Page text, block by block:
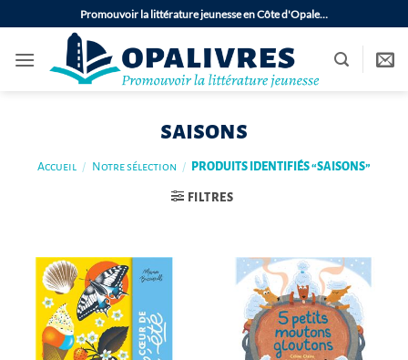
au
contenu
Promouvoir la littérature jeunesse en Côte d'Opale…
saisons
Accueil / Notre sélection / PRODUITS IDENTIFIÉS “SAISONS”
FILTRES